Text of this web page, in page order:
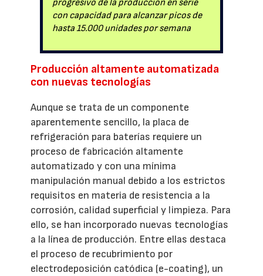
progresivo de la producción en serie
con capacidad para alcanzar picos de
hasta 15.000 unidades por semana
Producción altamente automatizada
con nuevas tecnologías
Aunque se trata de un componente
aparentemente sencillo, la placa de
refrigeración para baterías requiere un
proceso de fabricación altamente
automatizado y con una mínima
manipulación manual debido a los estrictos
requisitos en materia de resistencia a la
corrosión, calidad superficial y limpieza. Para
ello, se han incorporado nuevas tecnologías
a la línea de producción. Entre ellas destaca
el proceso de recubrimiento por
electrodeposición catódica (e-coating), un